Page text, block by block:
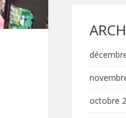
octobre